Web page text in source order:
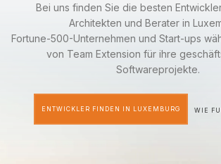
Bei uns finden Sie die besten
Architekten und Berater in
Fortune-500-Unternehmen und Start-ups
von Team Extension für ihre
Softwareprojekte.
ENTWICKLER FINDEN IN LUXEMBURG WIE